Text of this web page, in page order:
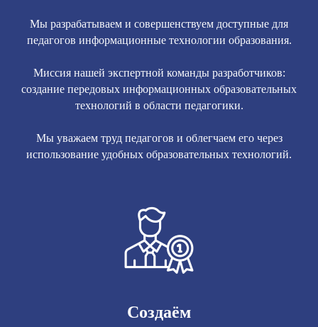
Мы разрабатываем и совершенствуем доступные для
педагогов информационные технологии образования.
Миссия нашей экспертной команды разработчиков:
создание передовых информационных образовательных
технологий в области педагогики.
Мы уважаем труд педагогов и облегчаем его через
использование удобных образовательных технологий.
Создаём